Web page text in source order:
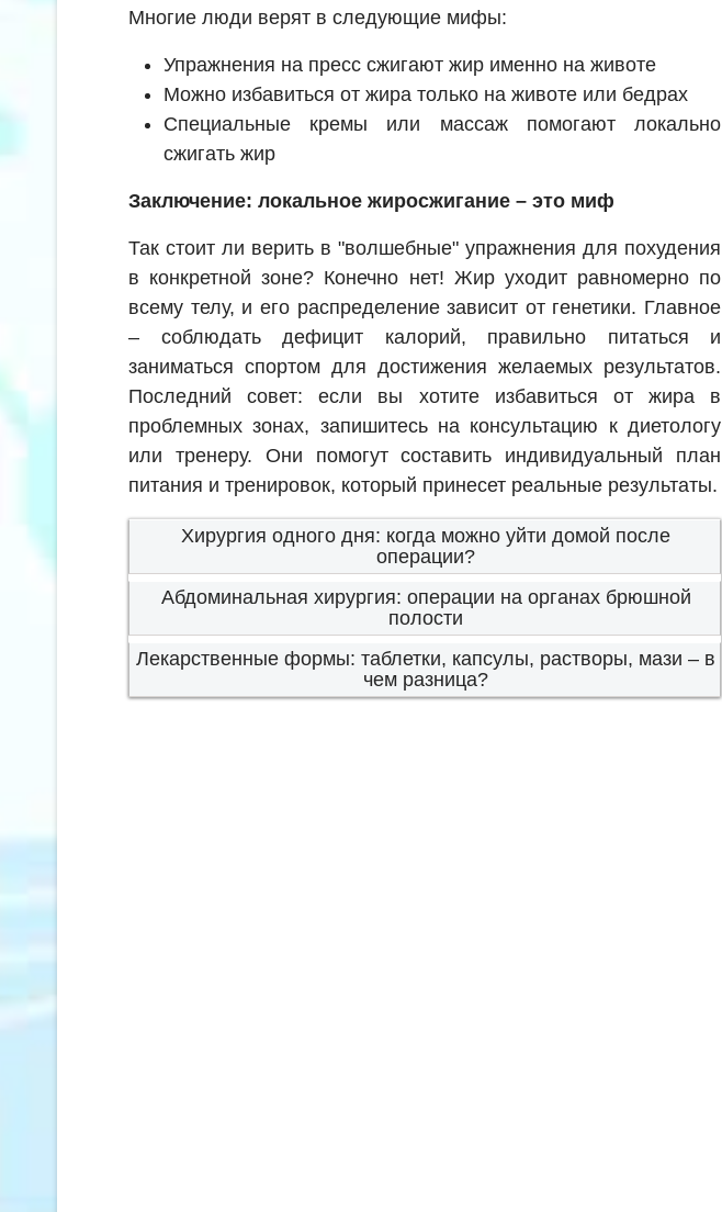
Многие люди верят в следующие мифы:
Упражнения на пресс сжигают жир именно на животе
Можно избавиться от жира только на животе или бедрах
Специальные кремы или массаж помогают локально
сжигать жир
Заключение: локальное жиросжигание – это миф
Так стоит ли верить в "волшебные" упражнения для похудения
в конкретной зоне? Конечно нет! Жир уходит равномерно по
всему телу, и его распределение зависит от генетики. Главное
– соблюдать дефицит калорий, правильно питаться и
заниматься спортом для достижения желаемых результатов.
Последний совет: если вы хотите избавиться от жира в
проблемных зонах, запишитесь на консультацию к диетологу
или тренеру. Они помогут составить индивидуальный план
питания и тренировок, который принесет реальные результаты.
Хирургия одного дня: когда можно уйти домой после
операции?
Абдоминальная хирургия: операции на органах брюшной
полости
Лекарственные формы: таблетки, капсулы, растворы, мази – в
чем разница?